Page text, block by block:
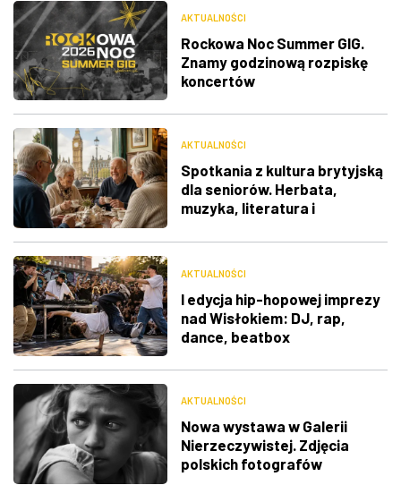
AKTUALNOŚCI
Rockowa Noc Summer GIG.
Znamy godzinową rozpiskę
koncertów
AKTUALNOŚCI
Spotkania z kultura brytyjską
dla seniorów. Herbata,
muzyka, literatura i
AKTUALNOŚCI
I edycja hip-hopowej imprezy
nad Wisłokiem: DJ, rap,
dance, beatbox
AKTUALNOŚCI
Nowa wystawa w Galerii
Nierzeczywistej. Zdjęcia
polskich fotografów